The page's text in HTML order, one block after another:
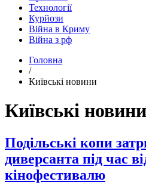
Технології
Курйози
Війна в Криму
Війна з рф
Головна
/
Київські новини
Київські новини
Подільські копи
диверсанта під час
кінофестивалю